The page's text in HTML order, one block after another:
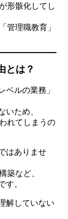
形骸化してし
管理職教育」
とは？
ベルの業務」
いため、
れてしまうの
はありませ
築など、
す。
解していない